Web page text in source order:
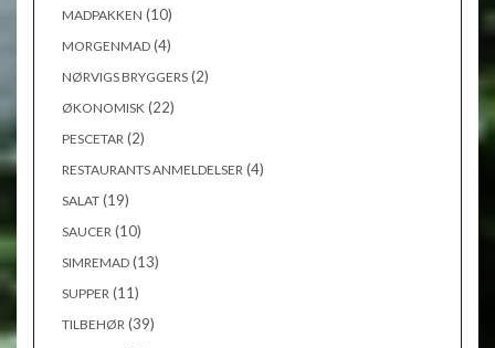
MADPAKKEN (10)
MORGENMAD (4)
NØRVIGS BRYGGERS (2)
ØKONOMISK (22)
PESCETAR (2)
RESTAURANTS ANMELDELSER (4)
SALAT (19)
SAUCER (10)
SIMREMAD (13)
SUPPER (11)
TILBEHØR (39)